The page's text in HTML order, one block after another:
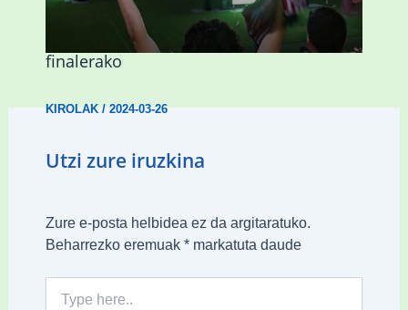
Abadiñok eta Ermuak ere pantaila
erraldoiak jarriko dituzte Kopako
finalerako
KIROLAK/2024-03-26
Utzi zure iruzkina
Zure e-posta helbidea ez da argitaratuko.
Beharrezko eremuak *markatuta daude
here..